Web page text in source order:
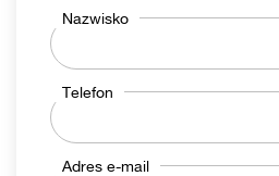
Nazwisko
Telefon
Adres e-mail